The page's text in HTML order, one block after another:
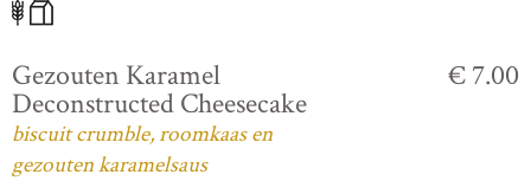
Gezouten Karamel
Deconstructed Cheesecake
biscuit crumble, roomkaas en
gezouten karamelsaus
€ 7.00